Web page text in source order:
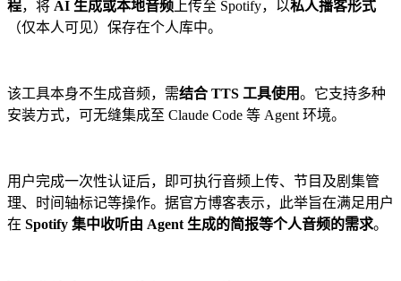
程，将 AI 生成或本地音频 上传至 Spotify，以私人播客形式
（仅本人可见）保存在个人库中。
该工具本身不生成音频，需结合 TTS 工具使用。它支持多种
安装方式，可无缝集成至 Claude Code 等 Agent 环境。
用户完成一次性认证后，即可执行音频上传、节目及剧集管
理、时间轴标记等操作。据官方博客表示，此举旨在满足用户
在 Spotify 集中收听由 Agent 生成的简报等个人音频的需求。